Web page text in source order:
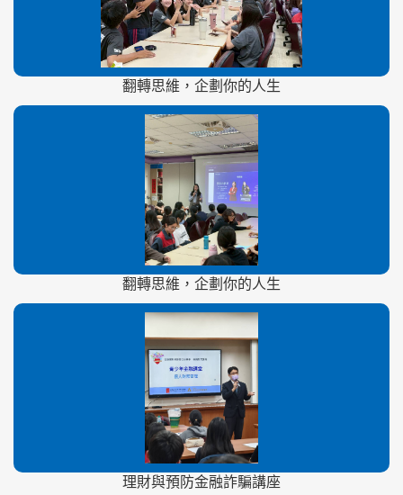
翻轉思維，企劃你的人生
翻轉思維，企劃你的人生
理財與預防金融詐騙講座